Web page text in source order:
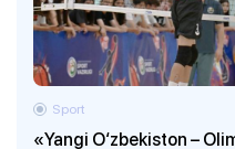
«Yangi O‘zbekiston –
Sport